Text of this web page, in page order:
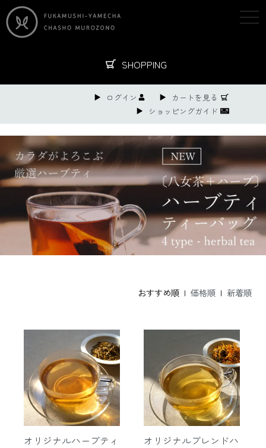
SHOPPING
ログイン
カートを見る
ショッピングガイド
おすすめ順 | 価格順| 新着順
オリジナルハーブティ
オリジナルブレンドハ